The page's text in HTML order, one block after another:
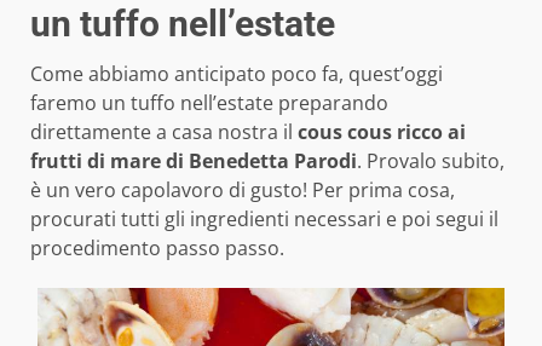
un tuffo nell’estate
Come abbiamo anticipato poco fa, quest’oggi
faremo un tuffo nell’estate preparando
direttamente a casa nostra il cous cous ricco ai
frutti di mare di Benedetta Parodi. Provalo subito,
è un vero capolavoro di gusto! Per prima cosa,
procurati tutti gli ingredienti necessari e poi segui il
procedimento passo passo.